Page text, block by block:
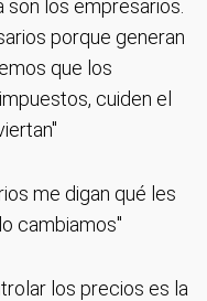
son los empresarios.
porque generan
que los
cuiden el
me digan qué les
cambiamos"
los precios es la